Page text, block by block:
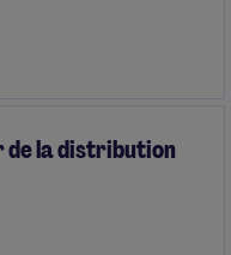
la montée en
du site avec
de la distribution